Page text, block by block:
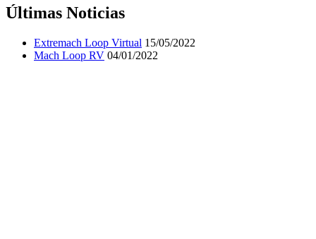
Últimas Noticias
Extremach Loop Virtual 15/05/2022
Mach Loop RV 04/01/2022